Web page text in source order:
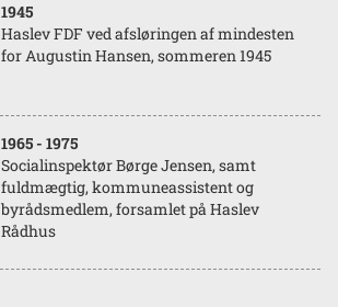
1945
Haslev FDF ved afsløringen af mindesten
for Augustin Hansen, sommeren 1945
1965 - 1975
Socialinspektør Børge Jensen, samt
fuldmægtig, kommuneassistent og
byrådsmedlem, forsamlet på Haslev
Rådhus